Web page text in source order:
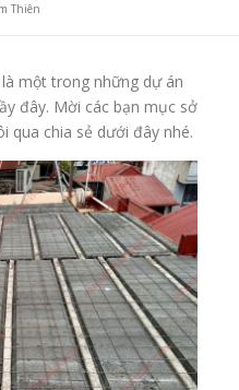
Thiên
một trong những dự án
đây. Mời các bạn mục sở
qua chia sẻ dưới đây nhé.